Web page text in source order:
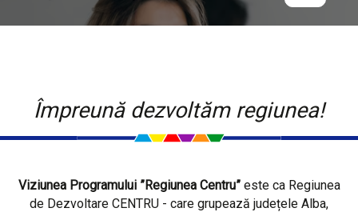
Împreună dezvoltăm regiunea!
Viziunea Programului ”Regiunea Centru”este ca Regiunea
de Dezvoltare CENTRU - care grupează județele Alba,